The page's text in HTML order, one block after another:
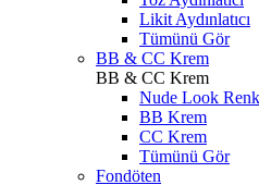
Likit Aydınlatıcı
Tümünü Gör
BB & CC Krem
BB & CC Krem
Nude Look
BB Krem
CC Krem
Tümünü Gör
Fondöten